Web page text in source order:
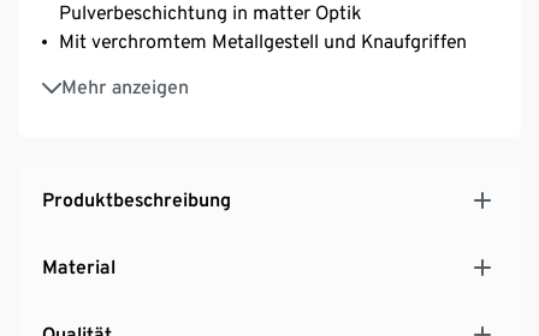
Pulverbeschichtung in matter Optik
Mit verchromtem Metallgestell und Knaufgriffen
Mehr anzeigen
Inkl. höhenverstellbaren Kunststofffüßen für einen
festen Stand auch auf unebenen Flächen
Produktbeschreibung
Material